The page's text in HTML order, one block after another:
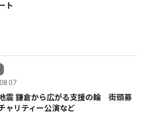
ト
震 鎌倉から広がる支援の輪 街頭募
ャリティー公演など